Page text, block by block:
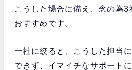
こうした場合に備え、念の為3
おすすめです。
一社に絞ると、こうした担当
できず、イマイチなサポート